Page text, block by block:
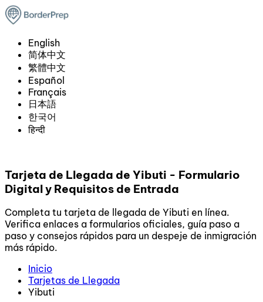
English
简体中文
繁體中文
Español
Français
日本語
한국어
हिन्दी
Tarjeta de Llegada de Yibuti - Formulario
Digital y Requisitos de Entrada
Completa tu tarjeta de llegada de Yibuti en línea.
Verifica enlaces a formularios oficiales, guía paso a
paso y consejos rápidos para un despeje de inmigración
más rápido.
Inicio
Tarjetas de Llegada
Yibuti